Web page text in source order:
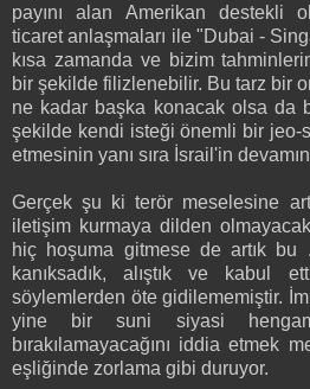
payını alan Amerikan destekli
ticaret anlaşmaları ile "Dubai -
kısa zamanda ve bizim
bir şekilde filizlenebilir. Bu tarz bir
ne kadar başka konacak olsa da
şekilde kendi isteği önemli bir jeo-
etmesinin yanı sıra İsrail'in
Gerçek şu ki terör meselesine
iletişim kurmaya dilden
hiç hoşuma gitmese de artık bu
kanıksadık, alıştık ve kabul
söylemlerden öte gidilememiştir.
yine bir suni siyasi
bırakılamayacağını iddia etmek
eşliğinde zorlama gibi duruyor.